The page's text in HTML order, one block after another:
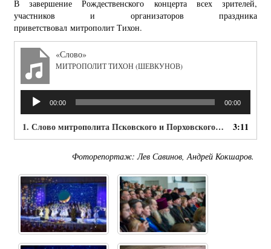
В завершение Рождественского концерта всех зрителей,
участников и организаторов праздника
приветствовал митрополит Тихон.
«Слово»
МИТРОПОЛИТ ТИХОН (ШЕВКУНОВ)
Аудиоплеер
00:00 00:00
1. Слово митрополита Псковского и Порховского Тихона на Рождественском концерте Псковской епархии 3:11
Фоторепортаж: Лев Савинов, Андрей Кокшаров.